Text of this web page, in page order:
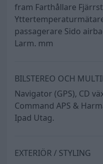
fram Farthållare
passagerare Sido
Larm. mm
BILSTEREO OCH
Navigator (GPS), CD
Command APS &
Ipad Utag.
EXTERIÖR / STYLING